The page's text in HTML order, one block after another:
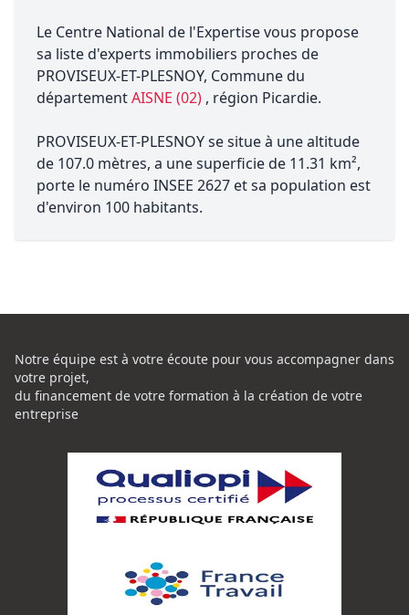
Le Centre National de l'Expertise vous propose
sa liste d'experts immobiliers proches de
PROVISEUX-ET-PLESNOY, Commune du
départementAISNE (02) , région Picardie.
PROVISEUX-ET-PLESNOY se situe à une altitude
de 107.0 mètres, a une superficie de 11.31 km²,
porte le numéro INSEE 2627 et sa population est
d'environ 100 habitants.
Notre équipe est à votre écoute pour vous accompagner dans
votre projet,
du financement de votre formation à la création de votre
entreprise